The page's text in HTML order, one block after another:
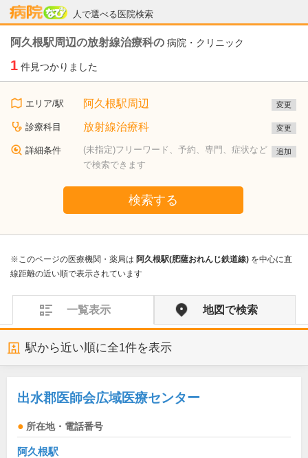
人で選べる医院検索
病院なび
阿久根駅周辺の放射線治療科の 病院・クリニック
1 件見つかりました
エリア/駅 阿久根駅周辺 変更
診療科目 放射線治療科 変更
詳細条件
(未指定)フリーワード、予約、専門、症状など
で検索できます
追加
検索する
※このページの医療機関・薬局は 阿久根駅(肥薩おれんじ鉄道線) を中心に直
線距離の近い順で表示されています
一覧表示 地図で検索
駅から近い順に全1件を表示
出水郡医師会広域医療センター
所在地・電話番号
阿久根駅